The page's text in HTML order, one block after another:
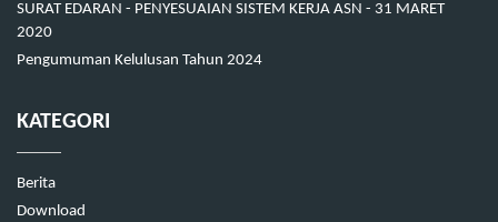
SURAT EDARAN - PENYESUAIAN SISTEM KERJA ASN - 31 MARET
2020
Pengumuman Kelulusan Tahun 2024
KATEGORI
Berita
Download